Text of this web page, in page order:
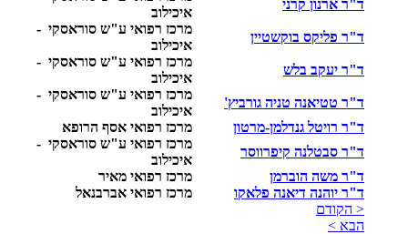
ד"ר ארנון קרני
איכילוב
ד"ר פליקס בוקשטיין
מרכז רפואי ע"ש סוראסקי -
איכילוב
ד"ר יעקב בלש
מרכז רפואי ע"ש סוראסקי -
איכילוב
ד"ר טטיאנה טניה גורביץ'
מרכז רפואי ע"ש סוראסקי -
איכילוב
ד"ר רויטל גנדלמן-מרטון
מרכז רפואי אסף הרופא
ד"ר סבטלנה קיפרווסר
מרכז רפואי ע"ש סוראסקי -
איכילוב
ד"ר משה הוברמן
מרכז רפואי מאיר
ד"ר יוהנה דיאנה פלאקו
מרכז רפואי אברבנאל
< הקודם
הבא >